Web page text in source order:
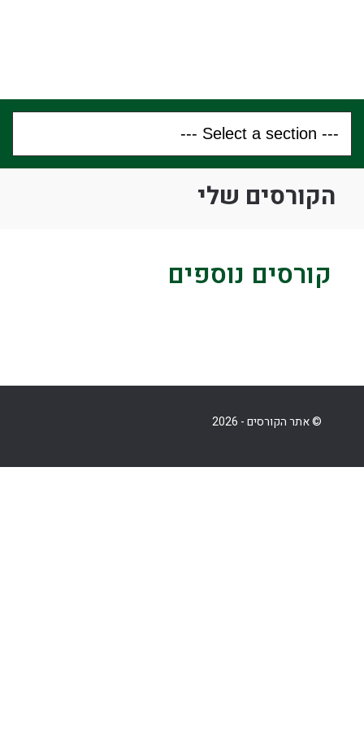
הקורסים שלי
קורסים נוספים
© אתר הקורסים - 2026